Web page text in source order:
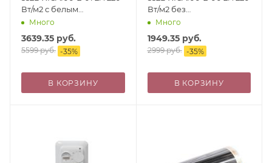
Вт/м2 с белым
механическим
терморегулятором
Много
3639.35 руб.
5599руб. -35%
В КОРЗИНУ
Вт/м2 без
терморегулятора
Много
1949.35руб.
2999руб. -35%
В КОРЗИНУ